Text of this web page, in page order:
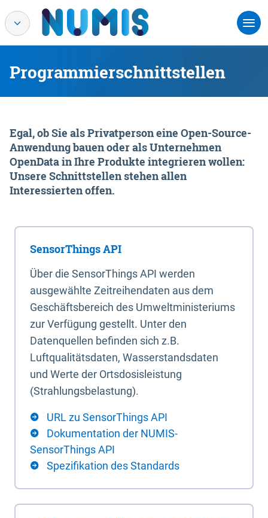
Programmierschnittstellen
Egal, ob Sie als Privatperson eine Open-Source-
Anwendung bauen oder als Unternehmen
OpenData in Ihre Produkte integrieren wollen:
Unsere Schnittstellen stehen allen
Interessierten offen.
SensorThings API
Über die SensorThings API werden
ausgewählte Zeitreihendaten aus dem
Geschäftsbereich des Umweltministeriums
zur Verfügung gestellt. Unter den
Datenquellen befinden sich z.B.
Luftqualitätsdaten, Wasserstandsdaten
und Werte der Ortsdosisleistung
(Strahlungsbelastung).
URL zu SensorThings API
Dokumentation der NUMIS-
SensorThings API
Spezifikation des Standards